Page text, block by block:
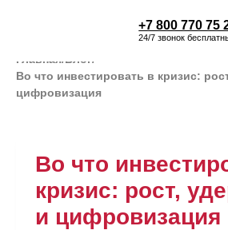
+7 800 770 75 21
24/7 звонок бесплатный
Главная/Блог/
Во что инвестировать в кризис:
цифровизация
Во что
кризис: рост,
и цифровизация